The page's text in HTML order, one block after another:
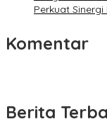
Perkuat
Komentar
Berita